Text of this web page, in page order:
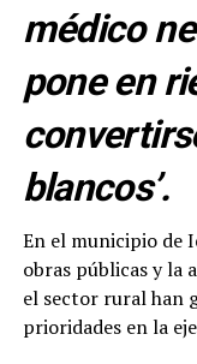
médico
pone en
blancos’.
En el municipio de
obras públicas y la
el sector rural han
prioridades en la